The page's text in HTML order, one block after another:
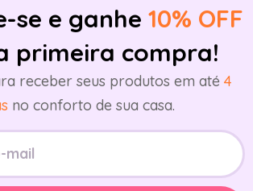
se e ganhe 10% OFF
primeira compra!
receber seus produtos em até 4
no conforto de sua casa.